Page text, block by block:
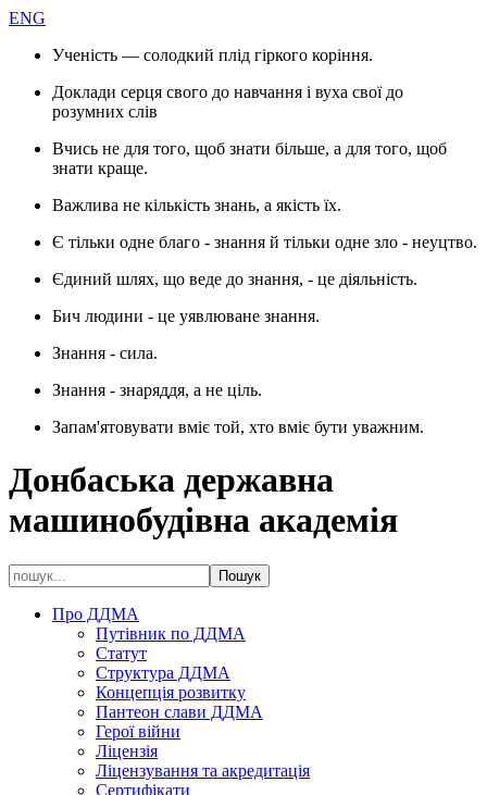
ENG
Ученість — солодкий плід гіркого коріння.
Доклади серця свого до навчання і вуха свої до
розумних слів
Вчись не для того, щоб знати більше, а для того, щоб
знати краще.
Важлива не кількість знань, а якість їх.
Є тільки одне благо - знання й тільки одне зло - неуцтво.
Єдиний шлях, що веде до знання, - це діяльність.
Бич людини - це уявлюване знання.
Знання - сила.
Знання - знаряддя, а не ціль.
Запам'ятовувати вміє той, хто вміє бути уважним.
Донбаська державна
машинобудівна академія
Про ДДМА
Путівник по ДДМА
Статут
Структура ДДМА
Концепція розвитку
Пантеон слави ДДМА
Герої війни
Ліцензія
Ліцензування та акредитація
Сертифікати